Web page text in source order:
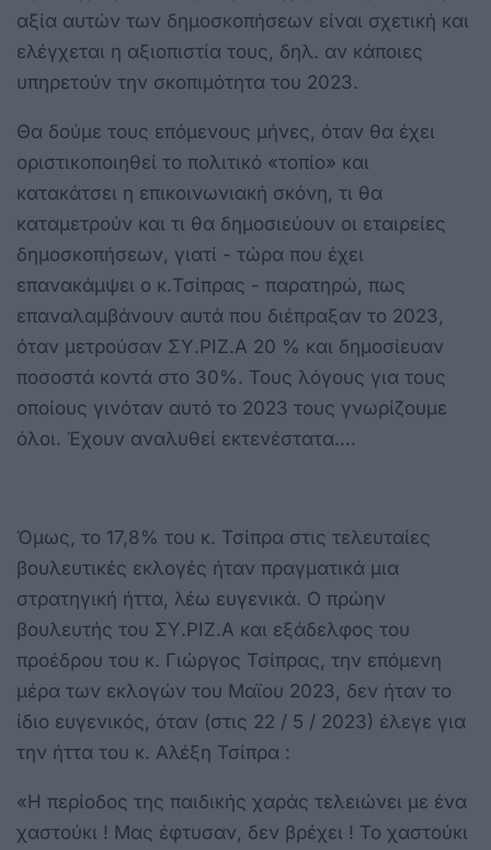
αξία αυτών των δημοσκοπήσεων είναι σχετική και
ελέγχεται η αξιοπιστία τους, δηλ. αν κάποιες
υπηρετούν την σκοπιμότητα του 2023.
Θα δούμε τους επόμενους μήνες, όταν θα έχει
οριστικοποιηθεί το πολιτικό «τοπίο» και
κατακάτσει η επικοινωνιακή σκόνη, τι θα
καταμετρούν και τι θα δημοσιεύουν οι εταιρείες
δημοσκοπήσεων, γιατί - τώρα που έχει
επανακάμψει ο κ.Τσίπρας - παρατηρώ, πως
επαναλαμβάνουν αυτά που διέπραξαν το 2023,
όταν μετρούσαν ΣΥ.ΡΙΖ.Α 20 % και δημοσίευαν
ποσοστά κοντά στο 30%. Τους λόγους για τους
οποίους γινόταν αυτό το 2023 τους γνωρίζουμε
όλοι. Έχουν αναλυθεί εκτενέστατα….
Όμως, το 17,8% του κ. Τσίπρα στις τελευταίες
βουλευτικές εκλογές ήταν πραγματικά μια
στρατηγική ήττα, λέω ευγενικά. Ο πρώην
βουλευτής του ΣΥ.ΡΙΖ.Α και εξάδελφος του
προέδρου του κ. Γιώργος Τσίπρας, την επόμενη
μέρα των εκλογών του Μαϊου 2023, δεν ήταν το
ίδιο ευγενικός, όταν (στις 22 / 5 / 2023) έλεγε για
την ήττα του κ. Αλέξη Τσίπρα :
«Η περίοδος της παιδικής χαράς τελειώνει με ένα
χαστούκι ! Μας έφτυσαν, δεν βρέχει ! Το χαστούκι